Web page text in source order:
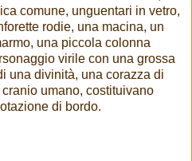
comune, unguentari in vetro,
rodie, una macina, un
una piccola colonna
virile con una grossa
una divinità, una corazza di
umano, costituivano
di bordo.